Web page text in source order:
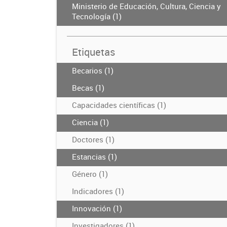
Ministerio de Educación, Cultura, Ciencia y
Tecnología (1)
Etiquetas
Becarios (1)
Becas (1)
Capacidades científicas (1)
Ciencia (1)
Doctores (1)
Estancias (1)
Género (1)
Indicadores (1)
Innovación (1)